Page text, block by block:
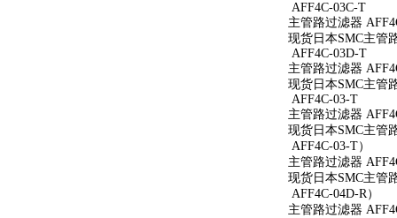
AFF4C-03C-T
主管路过滤器
现货日本SMC主管
AFF4C-03D-T
主管路过滤器
现货日本SMC主管
AFF4C-03-T
主管路过滤器
现货日本SMC主管
AFF4C-03-T）
主管路过滤器
现货日本SMC主管
AFF4C-04D-R）
主管路过滤器